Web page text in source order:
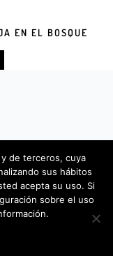
EN EL BOSQUE
Diseño &
de terceros, cuya
sus hábitos
acepta su uso. Si
sobre el uso